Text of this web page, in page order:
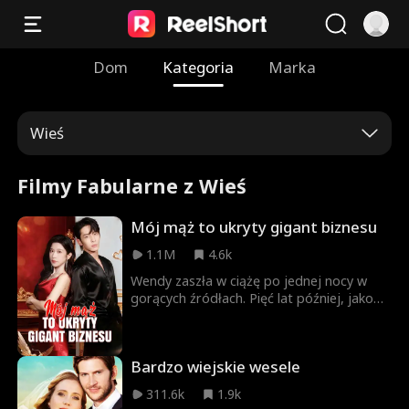
Dom Kategoria Marka
Wieś
Filmy Fabularne z Wieś
Mój mąż to ukryty gigant biznesu
1.1M
4.6k
Wendy zaszła w ciążę po jednej nocy w
gorących źródłach. Pięć lat później, jako
wiedzie życie skromnego rolnika.
Zdeterminowana, by zabezpieczyć
przyszłość firmy, Wendy sprowadza go do
Bardzo wiejskie wesele
311.6k
1.9k